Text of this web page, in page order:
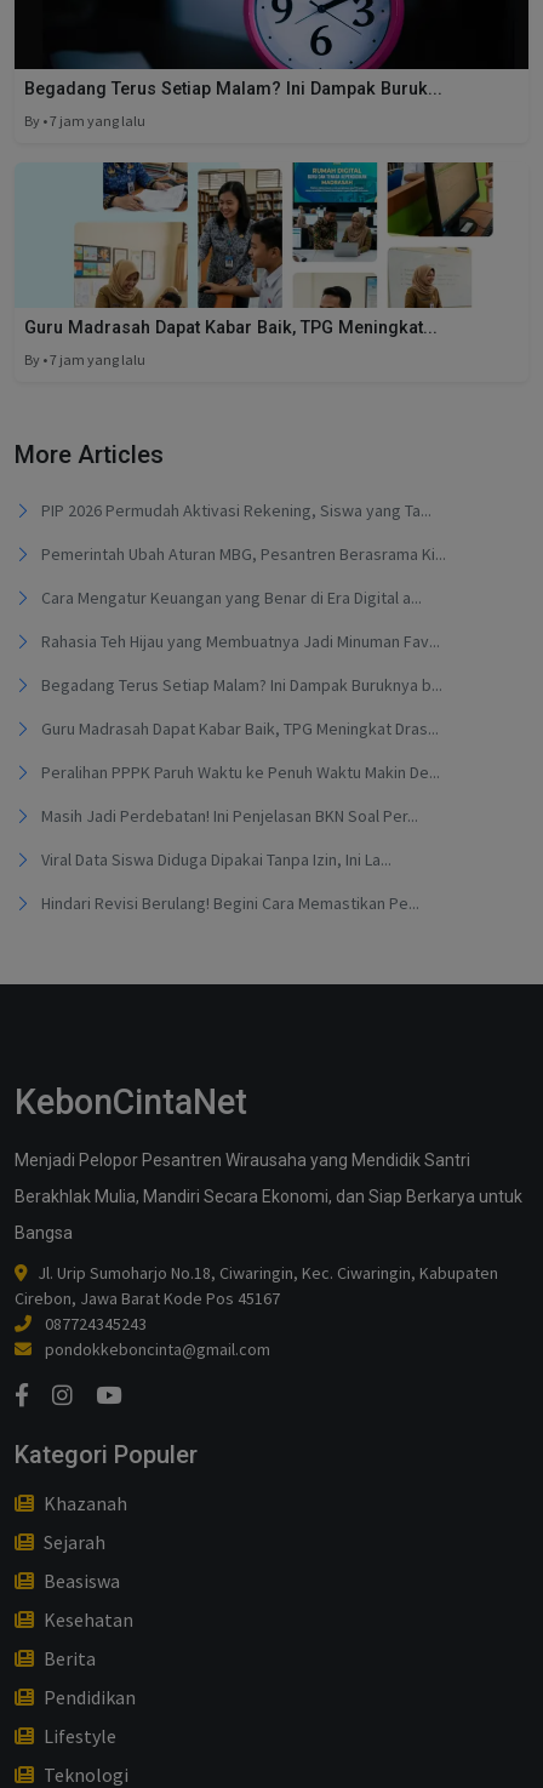
Begadang Terus Setiap Malam? Ini Dampak Buruk...
By • 7 jam yang lalu
Guru Madrasah Dapat Kabar Baik, TPG Meningkat...
By • 7 jam yang lalu
More Articles
PIP 2026 Permudah Aktivasi Rekening, Siswa yang Ta...
Pemerintah Ubah Aturan MBG, Pesantren Berasrama Ki...
Cara Mengatur Keuangan yang Benar di Era Digital a...
Rahasia Teh Hijau yang Membuatnya Jadi Minuman Fav...
Begadang Terus Setiap Malam? Ini Dampak Buruknya b...
Guru Madrasah Dapat Kabar Baik, TPG Meningkat Dras...
Peralihan PPPK Paruh Waktu ke Penuh Waktu Makin De...
Masih Jadi Perdebatan! Ini Penjelasan BKN Soal Per...
Viral Data Siswa Diduga Dipakai Tanpa Izin, Ini La...
Hindari Revisi Berulang! Begini Cara Memastikan Pe...
KebonCintaNet
Menjadi Pelopor Pesantren Wirausaha yang Mendidik Santri
Berakhlak Mulia, Mandiri Secara Ekonomi, dan Siap Berkarya untuk
Bangsa
Jl. Urip Sumoharjo No.18, Ciwaringin, Kec. Ciwaringin, Kabupaten
Cirebon, Jawa Barat Kode Pos 45167
087724345243
pondokkeboncinta@gmail.com
Kategori Populer
Khazanah
Sejarah
Beasiswa
Kesehatan
Berita
Pendidikan
Lifestyle
Teknologi